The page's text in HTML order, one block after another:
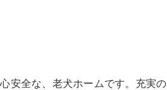
安全な、老犬ホームです。充実の